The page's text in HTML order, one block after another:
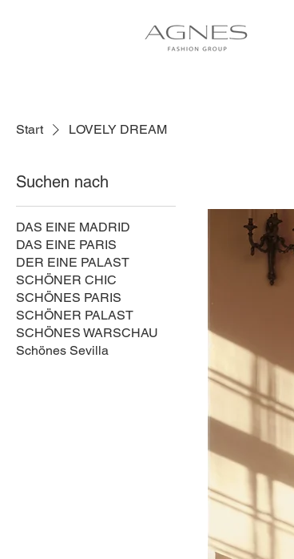
Start LOVELY DREAM
Suchen nach
DAS EINE MADRID
DAS EINE PARIS
DER EINE PALAST
SCHÖNER CHIC
SCHÖNES PARIS
SCHÖNER PALAST
SCHÖNES WARSCHAU
Schönes Sevilla